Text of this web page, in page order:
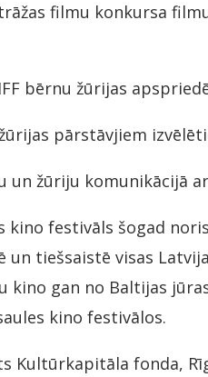
filmu konkursa
bērnu žūrijas
pārstāvjiem
žūriju komunikācijā
kino festivāls šogad
un tiešsaistē visas
kino gan no Baltijas
kino festivālos.
Kultūrkapitāla fonda,